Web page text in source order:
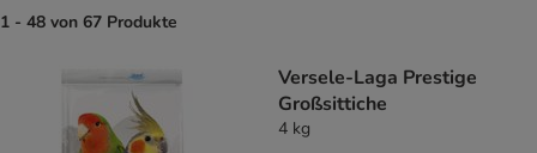
1 - 48 von 67 Produkte
Versele-Laga Prestige
Großsittiche
4 kg